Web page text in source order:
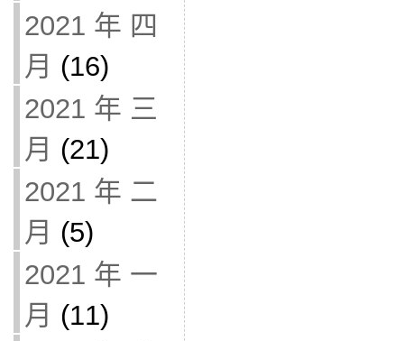
2021 年 四
月 (16)
2021 年 三
月 (21)
2021 年 二
月 (5)
2021 年 一
月 (11)